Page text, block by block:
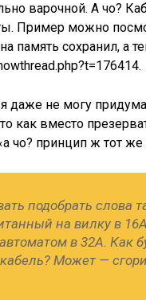
варочной. А чо?
Пример можно
память сохранил, а
даже не могу
как вместо
чо? принцип ж тот
подобрать слова
на вилку в
в 32А. Как
Может —